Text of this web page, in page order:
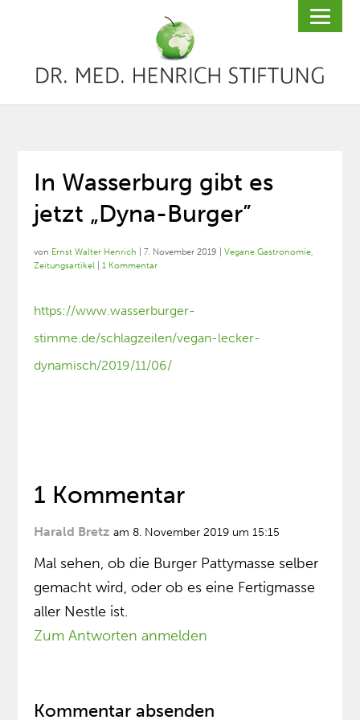
In Wasserburg gibt es
jetzt „Dyna-Burger”
von Ernst Walter Henrich |7. November 2019 |Vegane Gastronomie,
Zeitungsartikel |1 Kommentar
https://www.wasserburger-
stimme.de/schlagzeilen/vegan-lecker-
dynamisch/2019/11/06/
1 Kommentar
Harald Bretz am 8. November 2019 um 15:15
Mal sehen, ob die Burger Pattymasse selber
gemacht wird, oder ob es eine Fertigmasse
aller Nestle ist.
Zum Antworten anmelden
Kommentar absenden